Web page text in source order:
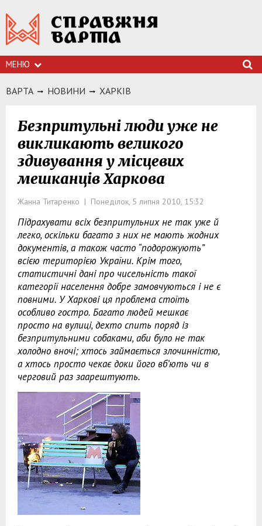
МЕНЮ
ВАРТА НОВИНИ ХАРКIВ
Безпритульні люди уже не
викликають великого
здивування у місцевих
мешканців Харкова
Жанна Титаренко | Понеділок, 5 липня 2010, 15:32
Підрахувати всіх безпритульних не так уже й
легко, оскільки багато з них не мають жодних
документів, а також часто “подорожують”
всією територією України. Крім того,
статистичні дані про чисельність такої
категорії населення добре замовчуються і не є
повними. У Харкові ця проблема стоїть
особливо гостро. Багато людей мешкає
просто на вулиці, дехто спить поряд із
безпритульними собаками, аби було не так
холодно вночі; хтось займається злочинністю,
а хтось просто чекає доки його вб’ють чи в
черговий раз заарештують.